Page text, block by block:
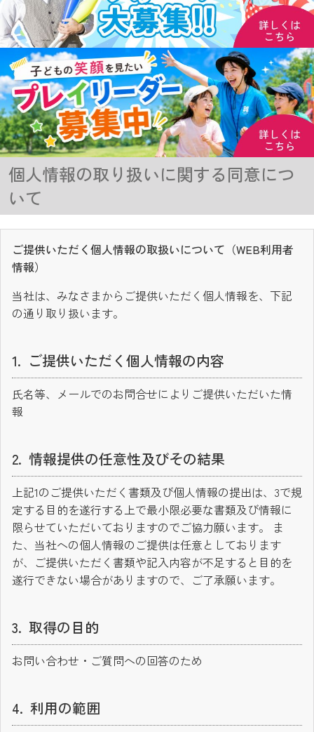
個人情報の取り扱いに関する同意につ
いて
ご提供いただく個人情報の取扱いについて（WEB利用者
情報）
当社は、みなさまからご提供いただく個人情報を、下記
の通り取り扱います。
ご提供いただく個人情報の内容
氏名等、メールでのお問合せによりご提供いただいた情
報
情報提供の任意性及びその結果
上記1のご提供いただく書類及び個人情報の提出は、3で規
定する目的を遂行する上で最小限必要な書類及び情報に
限らせていただいておりますのでご協力願います。 ま
た、当社への個人情報のご提供は任意としております
が、ご提供いただく書類や記入内容が不足すると目的を
遂行できない場合がありますので、ご了承願います。
取得の目的
お問い合わせ・ご質問への回答のため
利用の範囲